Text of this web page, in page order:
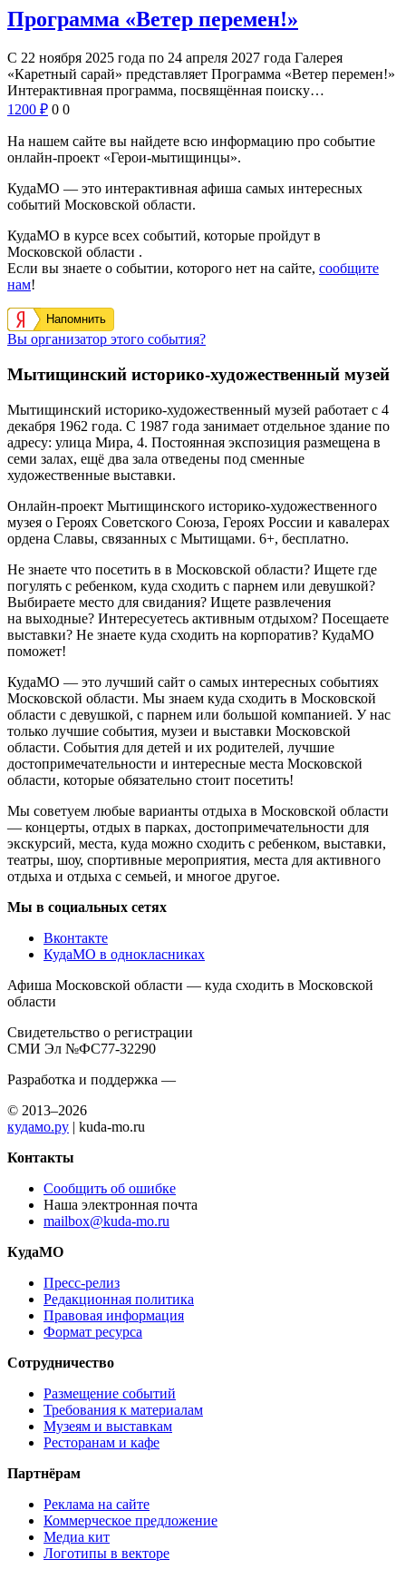
Программа «Ветер перемен!»
С 22 ноября 2025 года по 24 апреля 2027 года Галерея
«Каретный сарай» представляет Программа «Ветер перемен!»
Интерактивная программа, посвящённая поиску…
1200 ₽ 0 0
На нашем сайте вы найдете всю информацию про событие
онлайн-проект «Герои-мытищинцы».
КудаМО — это интерактивная афиша самых интересных
событий Московской области.
КудаМО в курсе всех событий, которые пройдут в
Московской области .
Если вы знаете о событии, которого нет на сайте, сообщите
нам!
Напомнить
Вы организатор этого события?
Мытищинский историко-художественный музей
Мытищинский историко-художественный музей работает с 4
декабря 1962 года. С 1987 года занимает отдельное здание по
адресу: улица Мира, 4. Постоянная экспозиция размещена в
семи залах, ещё два зала отведены под сменные
художественные выставки.
Онлайн-проект Мытищинского историко-художественного
музея о Героях Советского Союза, Героях России и кавалерах
ордена Славы, связанных с Мытищами. 6+, бесплатно.
Не знаете что посетить в в Московской области? Ищете где
погулять с ребенком, куда сходить с парнем или девушкой?
Выбираете место для свидания? Ищете развлечения
на выходные? Интересуетесь активным отдыхом? Посещаете
выставки? Не знаете куда сходить на корпоратив? КудаМО
поможет!
КудаМО — это лучший сайт о самых интересных событиях
Московской области. Мы знаем куда сходить в Московской
области с девушкой, с парнем или большой компанией. У нас
только лучшие события, музеи и выставки Московской
области. События для детей и их родителей, лучшие
достопримечательности и интересные места Московской
области, которые обязательно стоит посетить!
Мы советуем любые варианты отдыха в Московской области
— концерты, отдых в парках, достопримечательности для
экскурсий, места, куда можно сходить с ребенком, выставки,
театры, шоу, спортивные мероприятия, места для активного
отдыха и отдыха с семьей, и многое другое.
Мы в социальных сетях
Вконтакте
КудаМО в однокласниках
Афиша Московской области — куда сходить в Московской
области
Свидетельство о регистрации
СМИ Эл №ФС77-32290
Разработка и поддержка —
© 2013–2026
кудамо.ру | kuda-mo.ru
Контакты
Сообщить об ошибке
Наша электронная почта
mailbox@kuda-mo.ru
КудаМО
Пресс-релиз
Редакционная политика
Правовая информация
Формат ресурса
Сотрудничество
Размещение событий
Требования к материалам
Музеям и выставкам
Ресторанам и кафе
Партнёрам
Реклама на сайте
Коммерческое предложение
Медиа кит
Логотипы в векторе